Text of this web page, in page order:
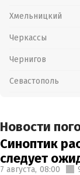
Хмельницкий
Черкассы
Чернигов
Севастополь
Новости
Синоптик
следует
7 августа, 08:00